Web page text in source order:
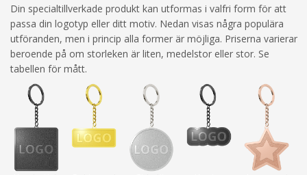
Din specialtillverkade produkt kan utformas i valfri form för att
passa din logotyp eller ditt motiv. Nedan visas några populära
utföranden, men i princip alla former är möjliga. Priserna varierar
beroende på om storleken är liten, medelstor eller stor. Se
tabellen för mått.